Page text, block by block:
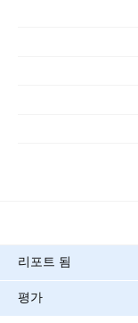
리포트 됨
평가